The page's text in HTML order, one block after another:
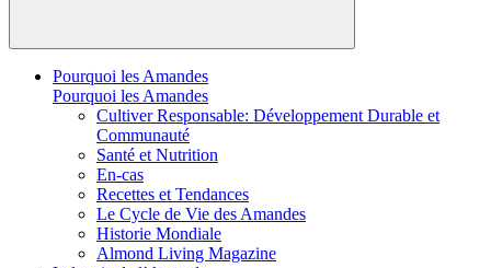
Pourquoi les Amandes
Pourquoi les Amandes
Cultiver Responsable: Développement Durable et
Communauté
Santé et Nutrition
En-cas
Recettes et Tendances
Le Cycle de Vie des Amandes
Historie Mondiale
Almond Living Magazine